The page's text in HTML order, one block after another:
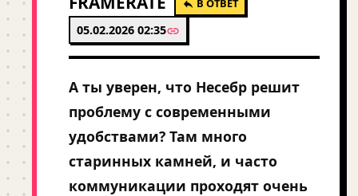
05.02.2026 02:35
А ты уверен, что Несебр решит
проблему с современными
удобствами? Там много
старинных камней, и часто
коммуникации проходят очень